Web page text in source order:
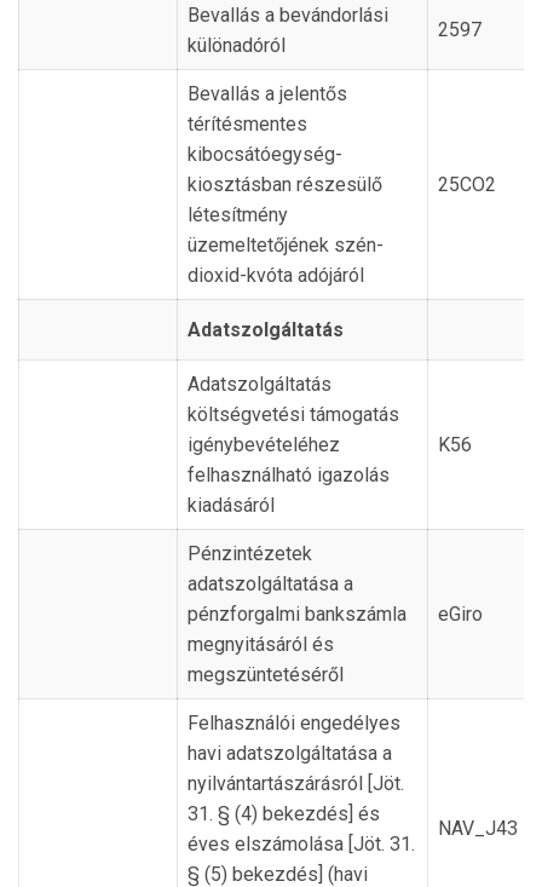
Bevallás a bevándorlási
különadóról
2597
Bevallás a jelentős
térítésmentes
kibocsátóegység-
kiosztásban részesülő
létesítmény
üzemeltetőjének szén-
dioxid-kvóta adójáról
25CO2
Adatszolgáltatás
Adatszolgáltatás
költségvetési támogatás
igénybevételéhez
felhasználható igazolás
kiadásáról
K56
Pénzintézetek
adatszolgáltatása a
pénzforgalmi bankszámla
megnyitásáról és
megszüntetéséről
eGiro
Felhasználói engedélyes
havi adatszolgáltatása a
nyilvántartászárásról [Jöt.
31. § (4) bekezdés] és
éves elszámolása [Jöt. 31.
§ (5) bekezdés] (havi
NAV_J43